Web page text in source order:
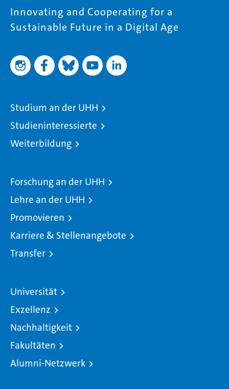
Innovating and Cooperating for a
Sustainable Future in a Digital Age
Studium an der UHH
Studieninteressierte
Weiterbildung
Forschung an der UHH
Lehre an der UHH
Promovieren
Karriere & Stellenangebote
Transfer
Universität
Exzellenz
Nachhaltigkeit
Fakultäten
Alumni-Netzwerk